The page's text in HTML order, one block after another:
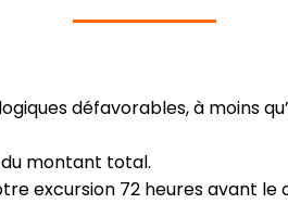
défavorables, à moins
montant total.
excursion 72 heures avant